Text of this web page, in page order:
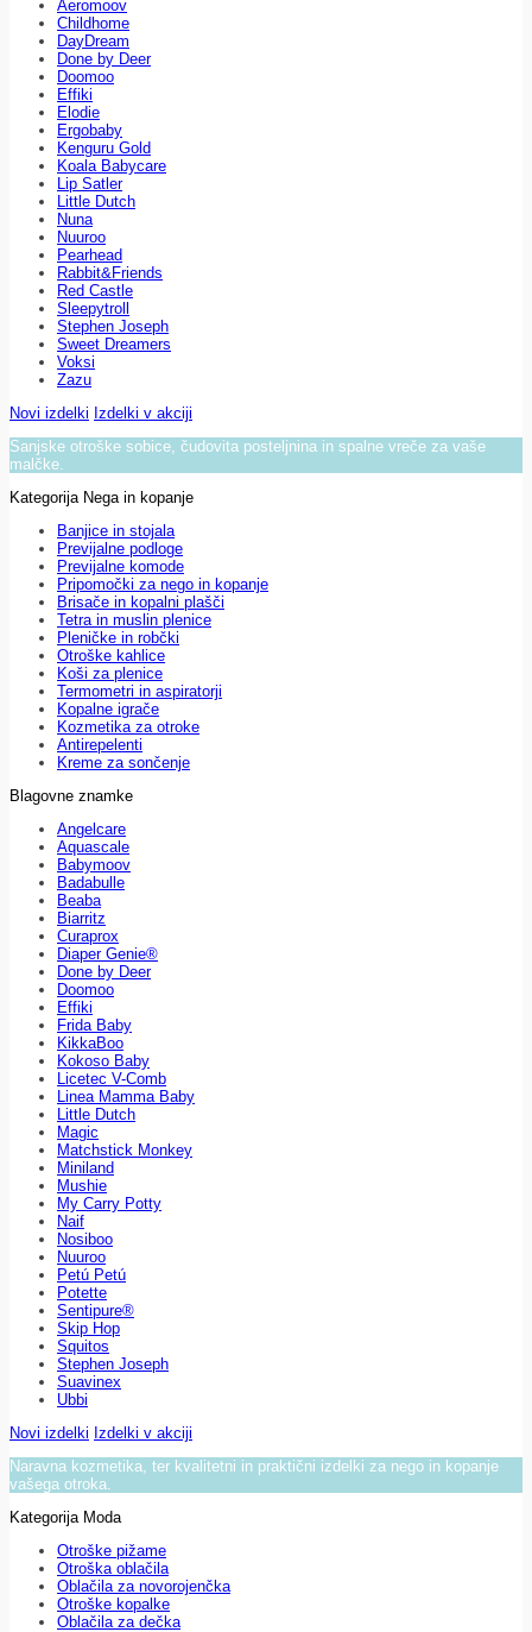
Aeromoov
Childhome
DayDream
Done by Deer
Doomoo
Effiki
Elodie
Ergobaby
Kenguru Gold
Koala Babycare
Lip Satler
Little Dutch
Nuna
Nuuroo
Pearhead
Rabbit&Friends
Red Castle
Sleepytroll
Stephen Joseph
Sweet Dreamers
Voksi
Zazu
Novi izdelki Izdelki v akciji
Sanjske otroške sobice, čudovita posteljnina in spalne vreče za vaše
malčke.
Kategorija Nega in kopanje
Banjice in stojala
Previjalne podloge
Previjalne komode
Pripomočki za nego in kopanje
Brisače in kopalni plašči
Tetra in muslin plenice
Pleničke in robčki
Otroške kahlice
Koši za plenice
Termometri in aspiratorji
Kopalne igrače
Kozmetika za otroke
Antirepelenti
Kreme za sončenje
Blagovne znamke
Angelcare
Aquascale
Babymoov
Badabulle
Beaba
Biarritz
Curaprox
Diaper Genie®
Done by Deer
Doomoo
Effiki
Frida Baby
KikkaBoo
Kokoso Baby
Licetec V-Comb
Linea Mamma Baby
Little Dutch
Magic
Matchstick Monkey
Miniland
Mushie
My Carry Potty
Naif
Nosiboo
Nuuroo
Petú Petú
Potette
Sentipure®
Skip Hop
Squitos
Stephen Joseph
Suavinex
Ubbi
Novi izdelki Izdelki v akciji
Naravna kozmetika, ter kvalitetni in praktični izdelki za nego in kopanje
vašega otroka.
Kategorija Moda
Otroške pižame
Otroška oblačila
Oblačila za novorojenčka
Otroške kopalke
Oblačila za dečka